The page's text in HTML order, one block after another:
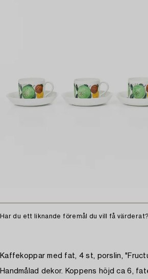
Har du ett liknande föremål du vill få värderat?
Kaffekoppar med fat, 4 st, porslin,
Handmålad dekor. Koppens höjd ca 6,